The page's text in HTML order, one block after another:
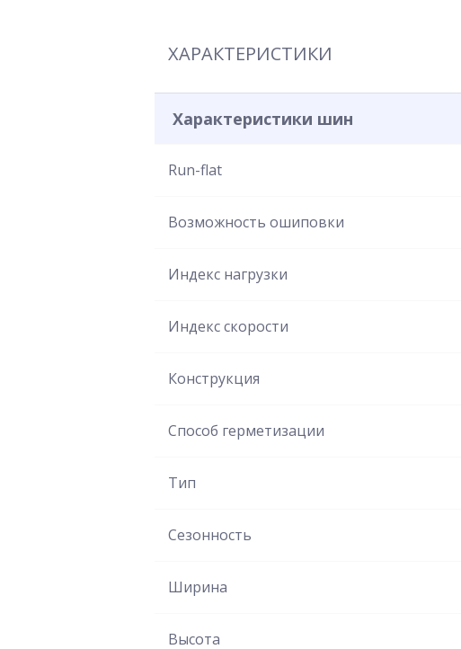
ХАРАКТЕРИСТИКИ
Характеристики шин
Run-flat
Возможность ошиповки
Индекс нагрузки
Индекс скорости
Конструкция
Способ герметизации
Тип
Сезонность
Ширина
Высота